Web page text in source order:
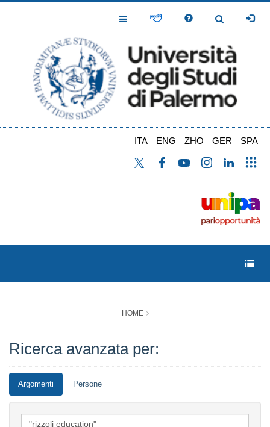
Toggle
Toggle
ITA ENG ZHO GER SPA
HOME
Ricerca avanzata per:
Argomenti Persone